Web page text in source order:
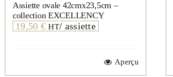
Assiette ovale 42cmx23,5cm –
collection EXCELLENCY
19,50 € HT/ assiette
Aperçu